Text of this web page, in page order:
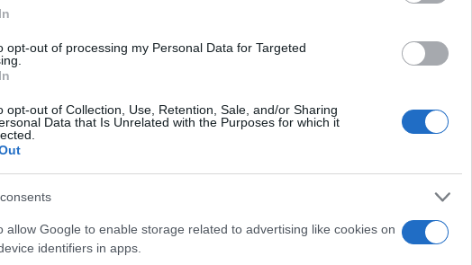
opt-out of processing my Personal Data for Targeted
opt-out of Collection, Use, Retention, Sale, and/or Sharing
Data that Is Unrelated with the Purposes for which it
allow Google to enable storage related to advertising like cookies on
identifiers in apps.
Ένας αναδυόμενος εκπαιδευτικός
υπουργό Παιδείας, Θρησκευμάτων και
και ο διευθύνων σύμβουλος του
ο πρύτανης του
Κυριάκος Αναστασιάδης και ο
του Οικονομικού
εκφράστηκε η αισιοδοξία ότι η
για να προσελκύσει μεγάλο αριθμό